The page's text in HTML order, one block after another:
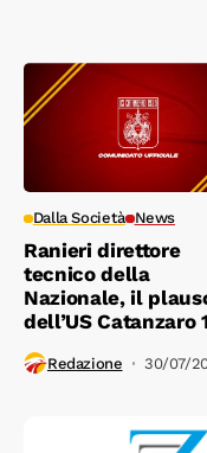
Dalla Società News
Ranieri direttore
tecnico della
Nazionale, il
dell’US Catanzaro
Redazione 30/07/